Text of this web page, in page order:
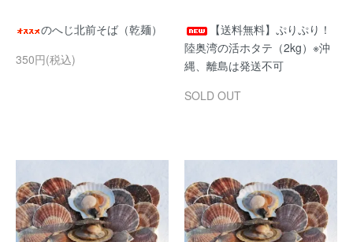
のへじ北前そば（乾麺）
350円(税込)
【送料無料】ぷりぷり！
陸奥湾の活ホタテ（2kg）※沖
縄、離島は発送不可
SOLD OUT